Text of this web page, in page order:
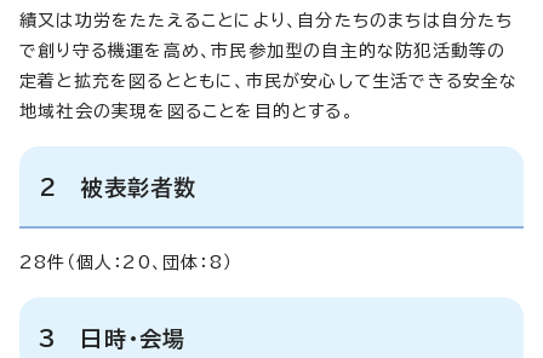
績又は功労をたたえることにより、自分たちのまちは自分たち
で創り守る機運を高め、市民参加型の自主的な防犯活動等の
定着と拡充を図るとともに、市民が安心して生活できる安全な
地域社会の実現を図ることを目的とする。
2 被表彰者数
28件（個人：20、団体：8）
3 日時・会場